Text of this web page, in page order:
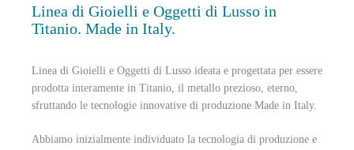
Linea di Gioielli e Oggetti di Lusso in
Titanio. Made in Italy.
Linea di Gioielli e Oggetti di Lusso ideata e progettata per essere
prodotta interamente in Titanio, il metallo prezioso, eterno,
sfruttando le tecnologie innovative di produzione Made in Italy.
Abbiamo inizialmente individuato la tecnologia di produzione e